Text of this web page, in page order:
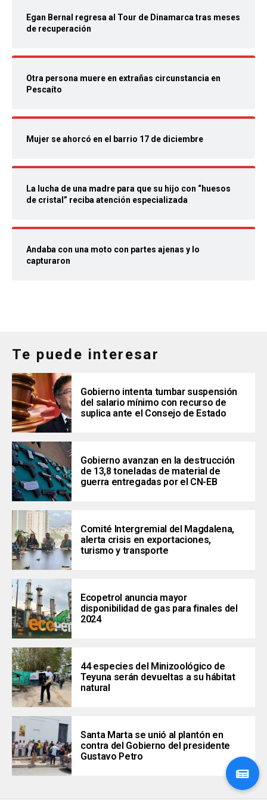
Egan Bernal regresa al Tour de Dinamarca tras meses
de recuperación
Otra persona muere en extrañas circunstancia en
Pescaíto
Mujer se ahorcó en el barrio 17 de diciembre
La lucha de una madre para que su hijo con “huesos
de cristal” reciba atención especializada
Andaba con una moto con partes ajenas y lo
capturaron
Te puede interesar
Gobierno intenta tumbar suspensión
del salario mínimo con recurso de
suplica ante el Consejo de Estado
Gobierno avanzan en la destrucción
de 13,8 toneladas de material de
guerra entregadas por el CN-EB
Comité Intergremial del Magdalena,
alerta crisis en exportaciones,
turismo y transporte
Ecopetrol anuncia mayor
disponibilidad de gas para finales del
2024
44 especies del Minizoológico de
Teyuna serán devueltas a su hábitat
natural
Santa Marta se unió al plantón en
contra del Gobierno del presidente
Gustavo Petro